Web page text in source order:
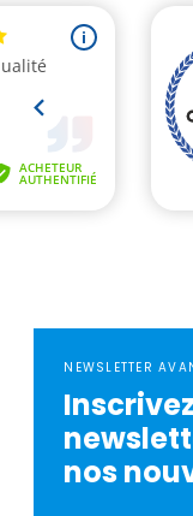
NEWSLETTER
nos